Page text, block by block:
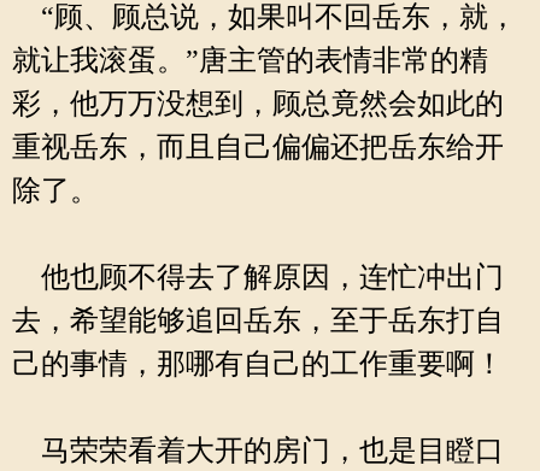
“顾、顾总说，如果叫不回岳东，就，
就让我滚蛋。”唐主管的表情非常的精
彩，他万万没想到，顾总竟然会如此的
重视岳东，而且自己偏偏还把岳东给开
除了。
他也顾不得去了解原因，连忙冲出门
去，希望能够追回岳东，至于岳东打自
己的事情，那哪有自己的工作重要啊！
马荣荣看着大开的房门，也是目瞪口